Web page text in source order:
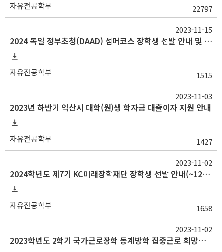
자유전공학부 22797
2024 독일 정부초청(DAAD) 섬머코스 장학생 선발 안내 및 홍보 협조 요청
자유전공학부 1515
2023-11-15
2023년 하반기 익산시 대학(원)생 학자금 대출이자 지원 안내
자유전공학부 1427
2023-11-03
2024학년도 제7기 KC미래장학재단 장학생 선발 안내(~12/15)
자유전공학부 1658
2023-11-02
2023학년도 2학기 국가근로장학 동계방학 집중근로 희망근로지 신청 안내
2023-11-02